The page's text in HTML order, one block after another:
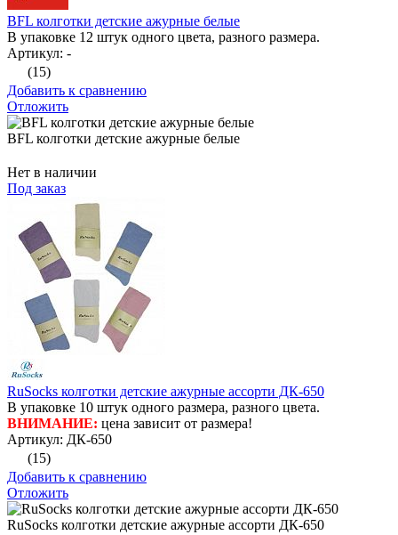
BFL колготки детские ажурные белые
В упаковке 12 штук одного цвета, разного размера.
Артикул: -
(15)
Добавить к сравнению
Отложить
BFL колготки детские ажурные белые
Нет в наличии
Под заказ
RuSocks колготки детские ажурные ассорти ДК-650
В упаковке 10 штук одного размера, разного цвета.
ВНИМАНИЕ: цена зависит от размера!
Артикул: ДК-650
(15)
Добавить к сравнению
Отложить
RuSocks колготки детские ажурные ассорти ДК-650